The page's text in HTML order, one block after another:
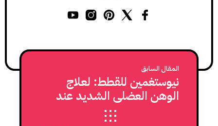
المقال السابق
نيوستغمين للقطط: لعلاج
الوهن العضلي الشديد عند